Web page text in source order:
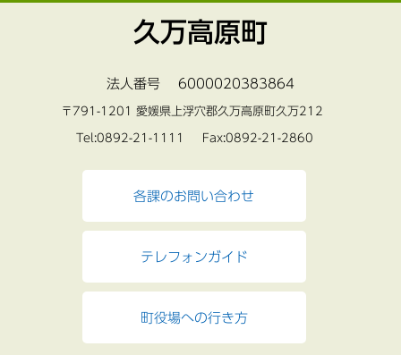
久万高原町
法人番号 6000020383864
〒791-1201 愛媛県上浮穴郡久万高原町久万212
Tel:0892-21-1111 Fax:0892-21-2860
各課のお問い合わせ
テレフォンガイド
町役場への行き方